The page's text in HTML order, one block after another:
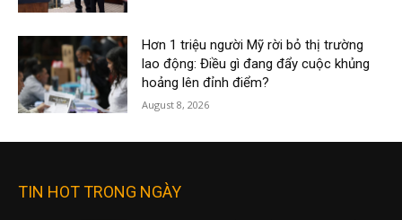
Hơn 1 triệu người Mỹ rời bỏ thị trường
lao động: Điều gì đang đẩy cuộc khủng
hoảng lên đỉnh điểm?
August 8, 2026
TIN HOT TRONG NGÀY